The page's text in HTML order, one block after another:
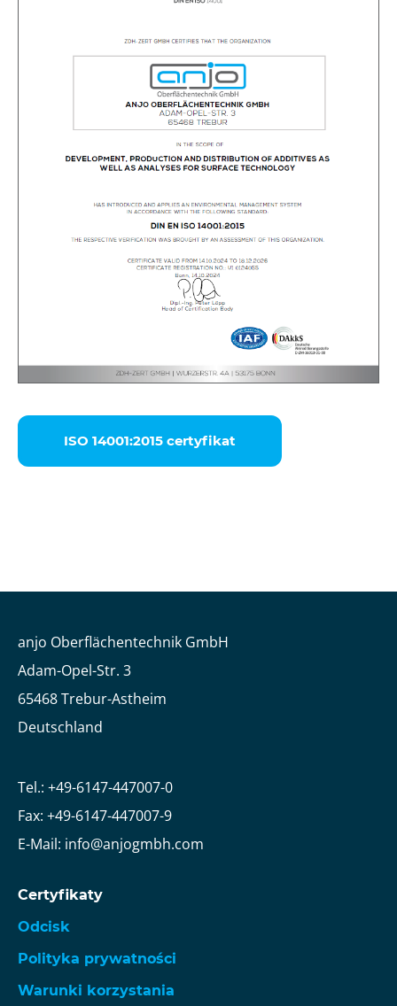
ISO 14001:2015 certyfikat
anjo Oberflächentechnik GmbH
Adam-Opel-Str. 3
65468 Trebur-Astheim
Deutschland
Tel.: +49-6147-447007-0
Fax: +49-6147-447007-9
E-Mail: info@anjogmbh.com
Certyfikaty
Odcisk
Polityka prywatności
Warunki korzystania